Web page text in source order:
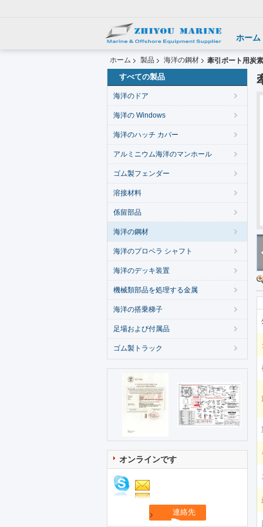
ホーム
ホーム 製品 海洋の鋼材 牽引ボート用炭
すべての製品
海洋のドア
海洋の Windows
海洋のハッチ カバー
アルミニウム海洋のマンホール
ゴム製フェンダー
溶接材料
係留部品
海洋の鋼材
海洋のプロペラ シャフト
海洋のデッキ装置
機械類部品を処理する金属
海洋の搭乗梯子
足場および付属品
ゴム製トラック
オンラインです